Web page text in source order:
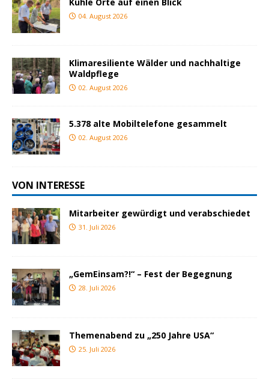
04. August 2026
Klimaresiliente Wälder und nachhaltige
Waldpflege
02. August 2026
5.378 alte Mobiltelefone gesammelt
02. August 2026
VON INTERESSE
Mitarbeiter gewürdigt und verabschiedet
31. Juli 2026
„GemEinsam?!“ – Fest der Begegnung
28. Juli 2026
Themenabend zu „250 Jahre USA“
25. Juli 2026